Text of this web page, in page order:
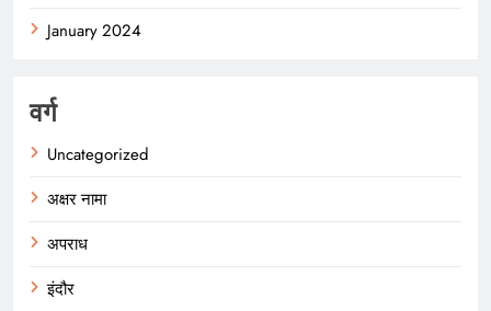
January 2024
वर्ग
Uncategorized
अक्षर नामा
अपराध
इंदौर